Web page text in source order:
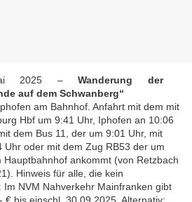
2025 –Wanderung der
auf dem Schwanberg“
am Bahnhof. Anfahrt mit dem mit
Hbf um 9:41 Uhr, Iphofen an 10:06
dem Bus 11, der um 9:01 Uhr, mit
Uhr oder mit dem Zug RB53 der um
ankommt (von Retzbach
Hinweis für alle, die kein
Im NVM Nahverkehr Mainfranken gibt